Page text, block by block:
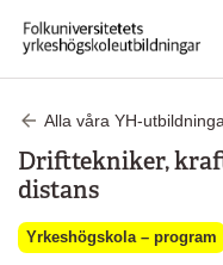
Alla våra YH-
Drifttekniker,
distans
Yrkeshögskola – program